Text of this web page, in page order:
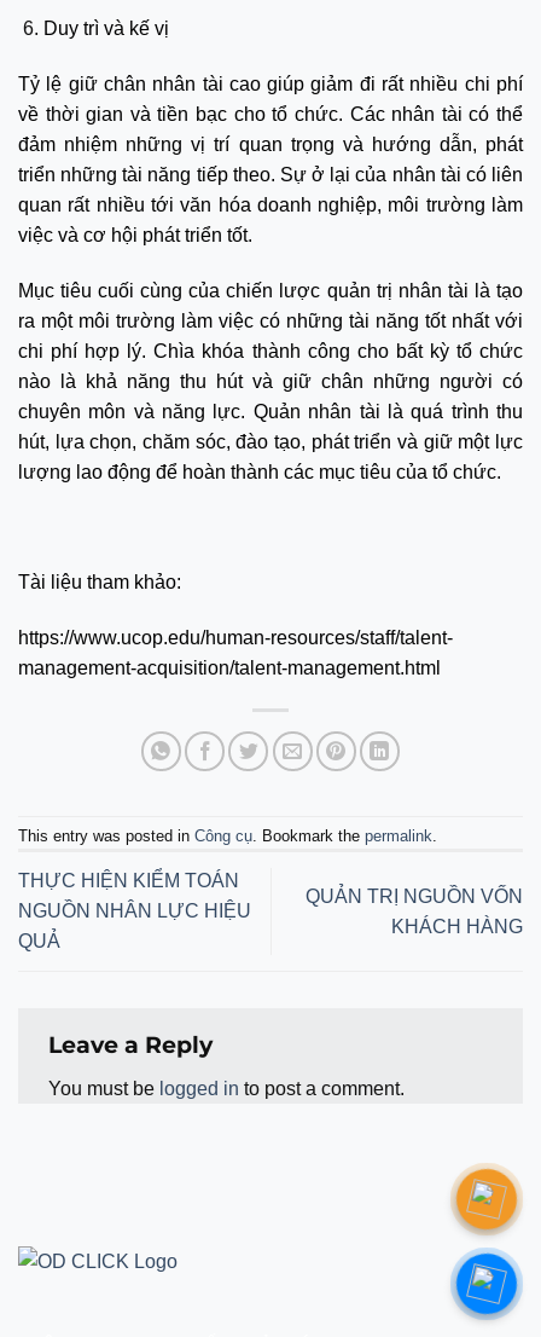
Duy trì và kế vị
Tỷ lệ giữ chân nhân tài cao giúp giảm đi rất nhiều chi phí
về thời gian và tiền bạc cho tổ chức. Các nhân tài có thể
đảm nhiệm những vị trí quan trọng và hướng dẫn, phát
triển những tài năng tiếp theo. Sự ở lại của nhân tài có liên
quan rất nhiều tới văn hóa doanh nghiệp, môi trường làm
việc và cơ hội phát triển tốt.
Mục tiêu cuối cùng của chiến lược quản trị nhân tài là tạo
ra một môi trường làm việc có những tài năng tốt nhất với
chi phí hợp lý. Chìa khóa thành công cho bất kỳ tổ chức
nào là khả năng thu hút và giữ chân những người có
chuyên môn và năng lực. Quản nhân tài là quá trình thu
hút, lựa chọn, chăm sóc, đào tạo, phát triển và giữ một lực
lượng lao động để hoàn thành các mục tiêu của tổ chức.
Tài liệu tham khảo:
https://www.ucop.edu/human-resources/staff/talent-
management-acquisition/talent-management.html
This entry was posted in Công cụ. Bookmark the permalink.
THỰC HIỆN KIỂM TOÁN
NGUỒN NHÂN LỰC HIỆU
QUẢ
QUẢN TRỊ NGUỒN VỐN
KHÁCH HÀNG
Leave a Reply
You must be logged in to post a comment.